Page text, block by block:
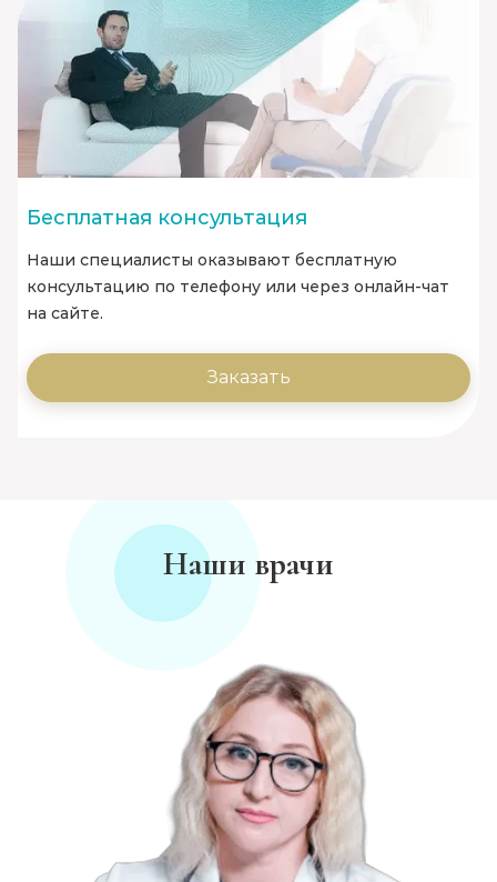
Бесплатная консультация
Наши специалисты оказывают бесплатную
консультацию по телефону или через онлайн-чат
на сайте.
Заказать
Наши врачи